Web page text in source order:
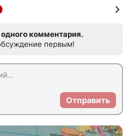
одного комментария.
первым!
Отправить